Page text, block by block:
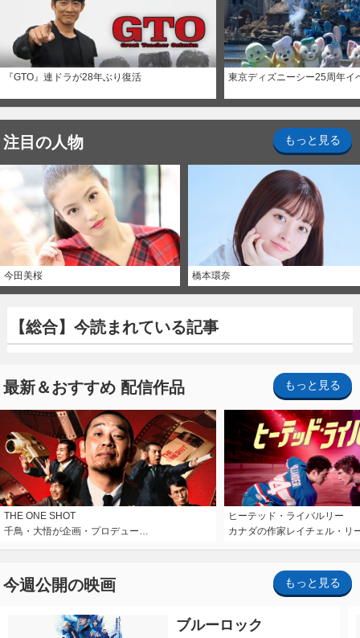
『GTO』連ドラが28年ぶり復活 東京ディズニーシー25周年イ
注目の人物 もっと見る
今田美桜 橋本環奈
【総合】今読まれている記事
最新＆おすすめ 配信作品 もっと見る
THE ONE SHOT
千鳥・大悟が企画・プロデュー…
ヒーテッド・ライバルリー
カナダの作家レイチェル・リ
今週公開の映画 もっと見る
ブルーロック